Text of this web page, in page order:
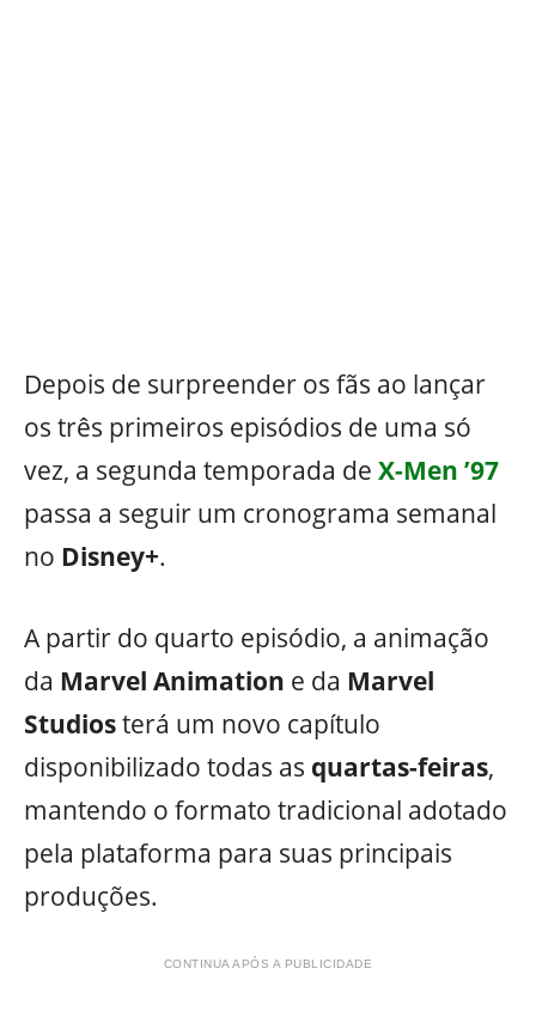
Depois de surpreender os fãs ao lançar
os três primeiros episódios de uma só
vez, a segunda temporada de X-Men ’97
passa a seguir um cronograma semanal
no Disney+.
A partir do quarto episódio, a animação
da Marvel Animation e da Marvel
Studiosterá um novo capítulo
disponibilizado todas as quartas-feiras,
mantendo o formato tradicional adotado
pela plataforma para suas principais
produções.
CONTINUA APÓS A PUBLICIDADE